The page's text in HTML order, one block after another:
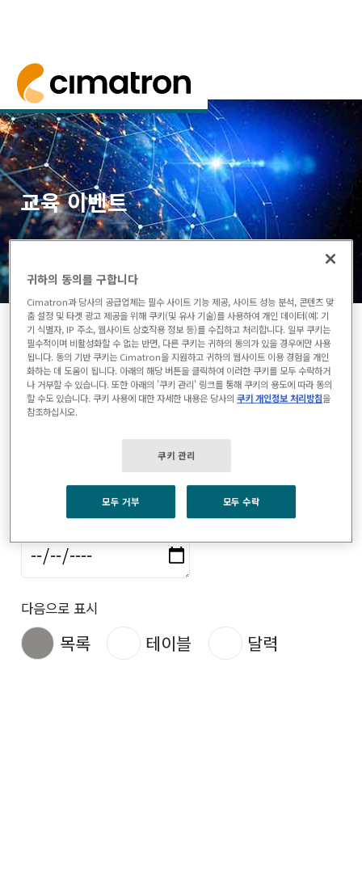
홈 >홈 > 교육 이벤트
예정된 교육 과정 이벤트 목록을 확인하세요.
교육 이벤트
카테고리
종료일자
다음으로 표시
목록 테이블 달력
귀하의 동의를 구합니다
Cimatron과 당사의 공급업체는 필수 사이트 기능 제공, 사이트 성능 분석, 콘텐츠 맞
춤 설정 및 타겟 광고 제공을 위해 쿠키(및 유사 기술)를 사용하여 개인 데이터(예: 기
기 식별자, IP 주소, 웹사이트 상호작용 정보 등)를 수집하고 처리합니다. 일부 쿠키는
필수적이며 비활성화할 수 없는 반면, 다른 쿠키는 귀하의 동의가 있을 경우에만 사용
됩니다. 동의 기반 쿠키는 Cimatron을 지원하고 귀하의 웹사이트 이용 경험을 개인
화하는 데 도움이 됩니다. 아래의 해당 버튼을 클릭하여 이러한 쿠키를 모두 수락하거
나 거부할 수 있습니다. 또한 아래의 '쿠키 관리' 링크를 통해 쿠키의 용도에 따라 동의
할 수도 있습니다. 쿠키 사용에 대한 자세한 내용은 당사의쿠키 개인정보 처리방침을
참조하십시오.
쿠키 관리
모두 거부 모두 수락